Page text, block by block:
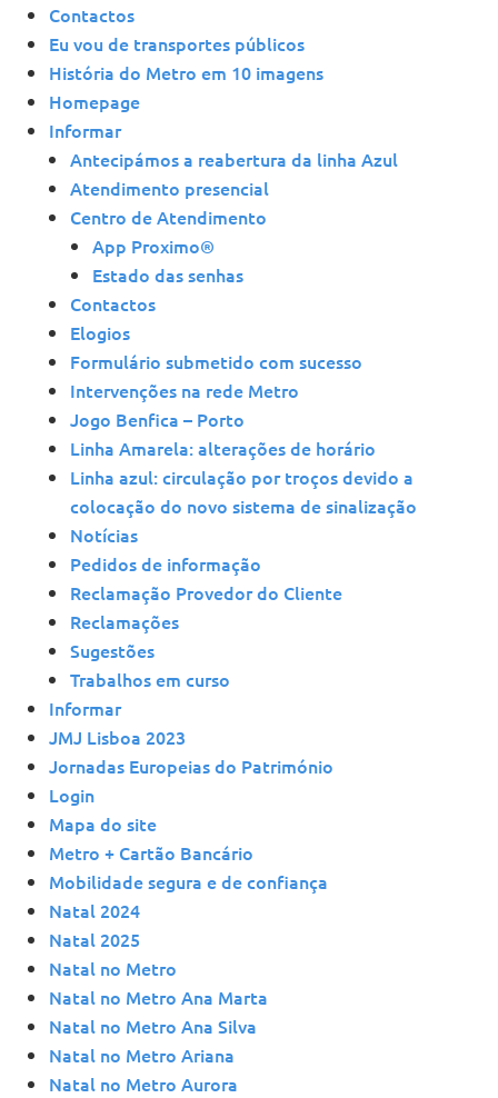
Contactos
Eu vou de transportes públicos
História do Metro em 10 imagens
Homepage
Informar
Antecipámos a reabertura da linha Azul
Atendimento presencial
Centro de Atendimento
App Proximo®️
Estado das senhas
Contactos
Elogios
Formulário submetido com sucesso
Intervenções na rede Metro
Jogo Benfica – Porto
Linha Amarela: alterações de horário
Linha azul: circulação por troços devido a
colocação do novo sistema de sinalização
Notícias
Pedidos de informação
Reclamação Provedor do Cliente
Reclamações
Sugestões
Trabalhos em curso
Informar
JMJ Lisboa 2023
Jornadas Europeias do Património
Login
Mapa do site
Metro + Cartão Bancário
Mobilidade segura e de confiança
Natal 2024
Natal 2025
Natal no Metro
Natal no Metro Ana Marta
Natal no Metro Ana Silva
Natal no Metro Ariana
Natal no Metro Aurora